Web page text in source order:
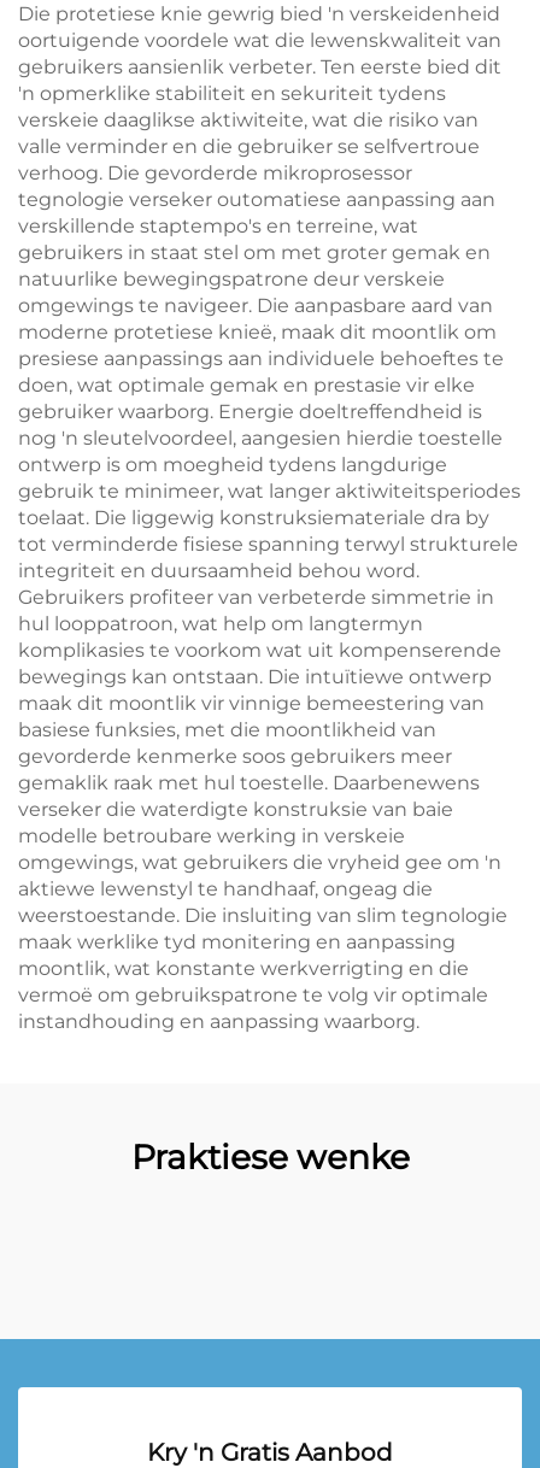
Die protetiese knie gewrig bied 'n verskeidenheid
oortuigende voordele wat die lewenskwaliteit van
gebruikers aansienlik verbeter. Ten eerste bied dit
'n opmerklike stabiliteit en sekuriteit tydens
verskeie daaglikse aktiwiteite, wat die risiko van
valle verminder en die gebruiker se selfvertroue
verhoog. Die gevorderde mikroprosessor
tegnologie verseker outomatiese aanpassing aan
verskillende staptempo's en terreine, wat
gebruikers in staat stel om met groter gemak en
natuurlike bewegingspatrone deur verskeie
omgewings te navigeer. Die aanpasbare aard van
moderne protetiese knieë, maak dit moontlik om
presiese aanpassings aan individuele behoeftes te
doen, wat optimale gemak en prestasie vir elke
gebruiker waarborg. Energie doeltreffendheid is
nog 'n sleutelvoordeel, aangesien hierdie toestelle
ontwerp is om moegheid tydens langdurige
gebruik te minimeer, wat langer aktiwiteitsperiodes
toelaat. Die liggewig konstruksiemateriale dra by
tot verminderde fisiese spanning terwyl strukturele
integriteit en duursaamheid behou word.
Gebruikers profiteer van verbeterde simmetrie in
hul looppatroon, wat help om langtermyn
komplikasies te voorkom wat uit kompenserende
bewegings kan ontstaan. Die intuïtiewe ontwerp
maak dit moontlik vir vinnige bemeestering van
basiese funksies, met die moontlikheid van
gevorderde kenmerke soos gebruikers meer
gemaklik raak met hul toestelle. Daarbenewens
verseker die waterdigte konstruksie van baie
modelle betroubare werking in verskeie
omgewings, wat gebruikers die vryheid gee om 'n
aktiewe lewenstyl te handhaaf, ongeag die
weerstoestande. Die insluiting van slim tegnologie
maak werklike tyd monitering en aanpassing
moontlik, wat konstante werkverrigting en die
vermoë om gebruikspatrone te volg vir optimale
instandhouding en aanpassing waarborg.
Praktiese wenke
Kry 'n Gratis Aanbod